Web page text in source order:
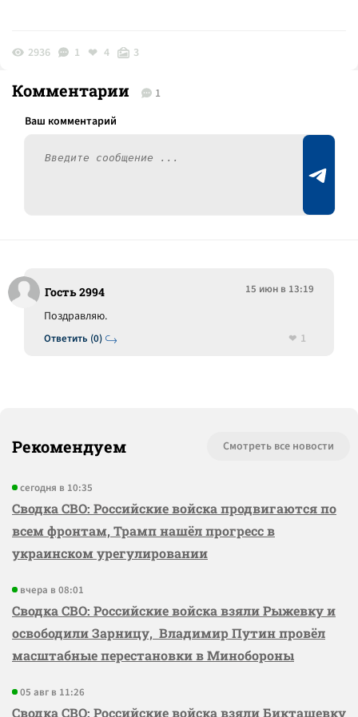
2936 1 4 3
Комментарии 1
Гость 2994 15 июн в 13:19
Ответить (0)
Поздравляю.
1
Рекомендуем Смотреть все новости
сегодня в 10:35
Сводка СВО: Российские войска продвигаются по
всем фронтам, Трамп нашёл прогресс в
украинском урегулировании
вчера в 08:01
Сводка СВО: Российские войска взяли Рыжевку и
освободили Зарницу, Владимир Путин провёл
масштабные перестановки в Минобороны
05 авг в 11:26
Сводка СВО: Российские войска взяли Бикташевку